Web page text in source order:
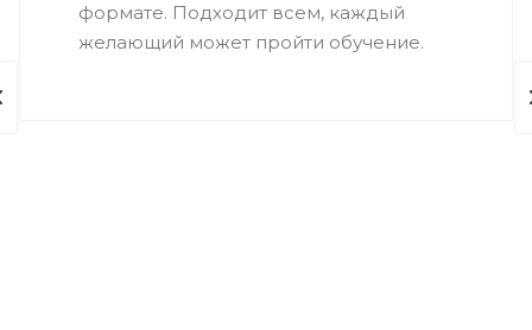
формате. Подходит всем, каждый
желающий может пройти обучение.